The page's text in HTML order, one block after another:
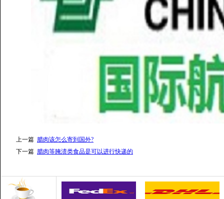
上一篇 腊肉该怎么寄到国外?
下一篇 腊肉等腌渍类食品是可以进行快递的